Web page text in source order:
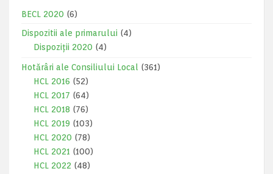
BECL 2020 (6)
Dispozitii ale primarului (4)
Dispoziții 2020 (4)
Hotărâri ale Consiliului Local
(361)
HCL 2016 (52)
HCL 2017 (64)
HCL 2018 (76)
HCL 2019 (103)
HCL 2020 (78)
HCL 2021 (100)
HCL 2022 (48)